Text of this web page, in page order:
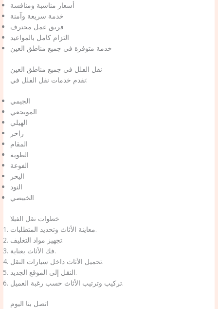
أسعار مناسبة ومنافسة
خدمة سريعة وآمنة
فريق عمل محترف
التزام كامل بالمواعيد
خدمة متوفرة في جميع مناطق العين
نقل الفلل في جميع مناطق العين
نقدم خدمات نقل الفلل في:
الجيمي
المويجعي
الهيلي
زاخر
المقام
الطوية
الفوعة
اليحر
النود
الخبيصي
خطوات نقل الفيلا
معاينة الأثاث وتحديد المتطلبات.
تجهيز مواد التغليف.
فك الأثاث بعناية.
تحميل الأثاث داخل سيارات النقل.
النقل إلى الموقع الجديد.
تركيب وترتيب الأثاث حسب رغبة العميل.
اتصل بنا اليوم